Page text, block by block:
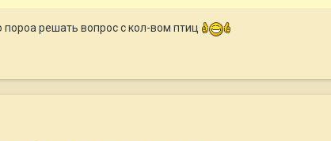
решать вопрос с кол-вом птиц